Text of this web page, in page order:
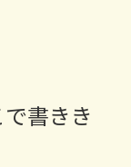
書きき